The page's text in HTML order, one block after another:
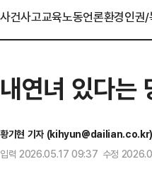
사건사고교육노동언론환경인권/
내연녀 있다
황기현 기자 (kihyun@dailian.co.kr)
입력 2026.05.17 09:37 수정